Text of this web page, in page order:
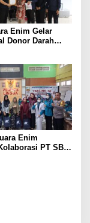
Enim Gelar
Donor Darah
Enim
PT SBS